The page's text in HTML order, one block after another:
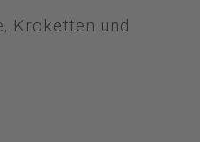
Kroketten und